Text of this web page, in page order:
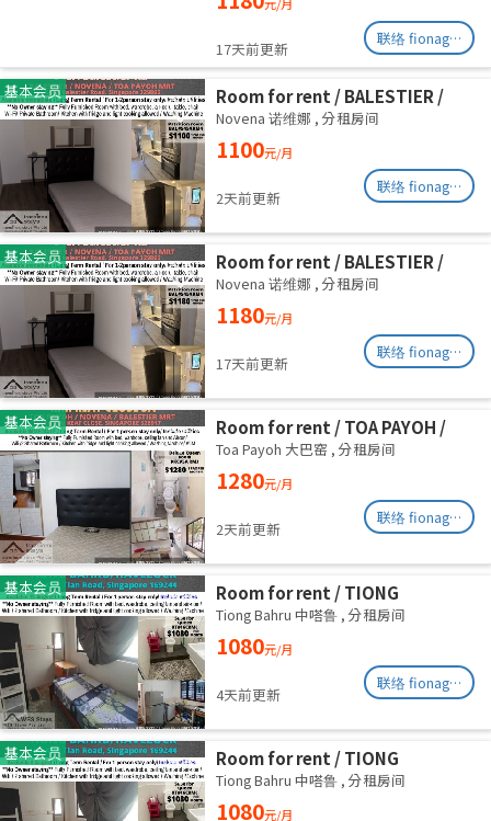
元/月
17天前更新
联络 fionag@transinex.com.sg
基本会员
Room for rent / BALESTIER /
NOVENA / Common room / 1pax
stay / Available immediate
Novena 诺维娜 , 分租房间
1100元/月
2天前更新
联络 fionag@transinex.com.sg
基本会员
Room for rent / BALESTIER /
NOVENA / Common room / 1pax
stay / Available immediate
Novena 诺维娜 , 分租房间
1180元/月
17天前更新
联络 fionag@transinex.com.sg
基本会员
Room for rent / TOA PAYOH /
NOVENA / Common room / 1pax
stay / Available immediate
Toa Payoh 大巴窑 , 分租房间
1280元/月
2天前更新
联络 fionag@transinex.com.sg
基本会员
Room for rent / TIONG
BAHRU/HAVELOCK / Common
room / 1pax stay / Available 13
August
Tiong Bahru 中嗒鲁 , 分租房间
1080元/月
4天前更新
联络 fionag@transinex.com.sg
基本会员
Room for rent / TIONG
BAHRU/HAVELOCK / Common
room / 1pax stay / Available 6
Tiong Bahru 中嗒鲁 , 分租房间
1080元/月